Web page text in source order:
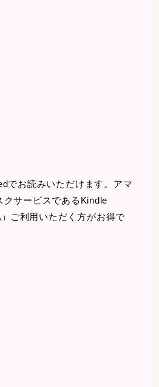
でお読みいただけます。アマ
クサービスであるKindle
ご利用いただく方がお得で